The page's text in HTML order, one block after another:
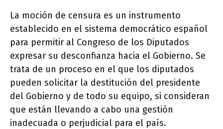
La moción de censura es un instrumento
establecido en el sistema democrático español
para permitir al Congreso de los Diputados
expresar su desconfianza hacia el Gobierno. Se
trata de un proceso en el que los diputados
pueden solicitar la destitución del presidente
del Gobierno y de todo su equipo, si consideran
que están llevando a cabo una gestión
inadecuada o perjudicial para el país.